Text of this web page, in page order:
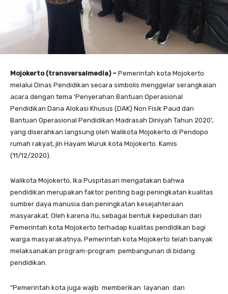
Mojokerto (transversalmedia) – Pemerintah kota Mojokerto
melalui Dinas Pendidikan secara simbolis menggelar serangkaian
acara dengan tema ‘Penyerahan Bantuan Operasional
Pendidikan Dana Alokasi Khusus (DAK) Non Fisik Paud dan
Bantuan Operasional Pendidikan Madrasah Diniyah Tahun 2020’,
yang diserahkan langsung oleh Walikota Mojokerto di Pendopo
rumah rakyat, jln Hayam Wuruk kota Mojokerto. Kamis
(11/12/2020).
Walikota Mojokerto, Ika Puspitasari mengatakan bahwa
pendidikan merupakan faktor penting bagi peningkatan kualitas
sumber daya manusia dan peningkatan kesejahteraan
masyarakat. Oleh karena itu, sebagai bentuk kepedulian dari
Pemerintah kota Mojokerto terhadap kualitas pendidikan bagi
warga masyarakatnya, Pemerintah kota Mojokerto telah banyak
melaksanakan program-program pembangunan di bidang
pendidikan.
“Pemerintah kota juga wajib memberikan layanan dan